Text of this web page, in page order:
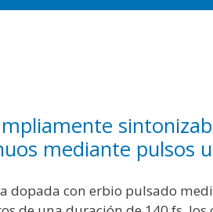
principal
mediante pulsos
dopada con erbio pulsado